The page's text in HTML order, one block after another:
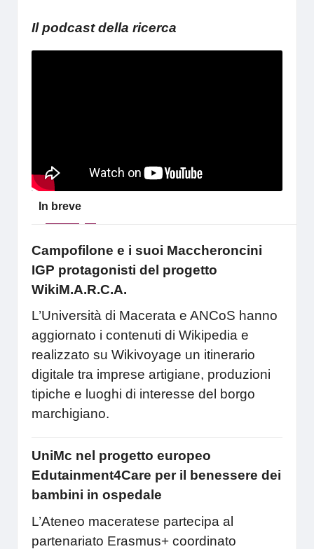
Il podcast della ricerca
In breve
Campofilone e i suoi Maccheroncini
IGP protagonisti del progetto
WikiM.A.R.C.A.
L’Università di Macerata e ANCoS hanno
aggiornato i contenuti di Wikipedia e
realizzato su Wikivoyage un itinerario
digitale tra imprese artigiane, produzioni
tipiche e luoghi di interesse del borgo
marchigiano.
UniMc nel progetto europeo
Edutainment4Care per il benessere dei
bambini in ospedale
L’Ateneo maceratese partecipa al
partenariato Erasmus+ coordinato